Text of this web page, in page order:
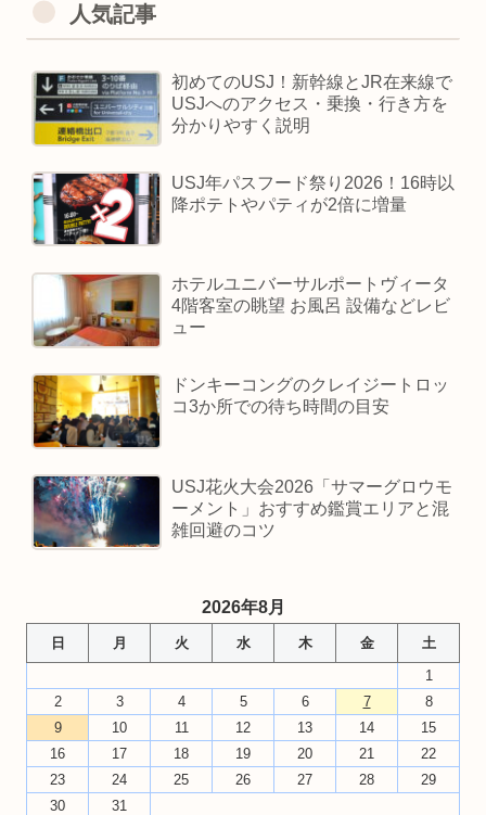
人気記事
初めてのUSJ！新幹線とJR在来線で
USJへのアクセス・乗換・行き方を
分かりやすく説明
USJ年パスフード祭り2026！16時以
降ポテトやパティが2倍に増量
ホテルユニバーサルポートヴィータ
4階客室の眺望 お風呂 設備などレビ
ュー
ドンキーコングのクレイジートロッ
コ3か所での待ち時間の目安
USJ花火大会2026「サマーグロウモ
ーメント」おすすめ鑑賞エリアと混
雑回避のコツ
2026年8月
日 月 火 水 木 金
土
1
2
3 4 5 6 7
8
9
10 11 12 13 14
15
16
17 18 19 20 21
22
23
24 25 26 27 28
29
30
31